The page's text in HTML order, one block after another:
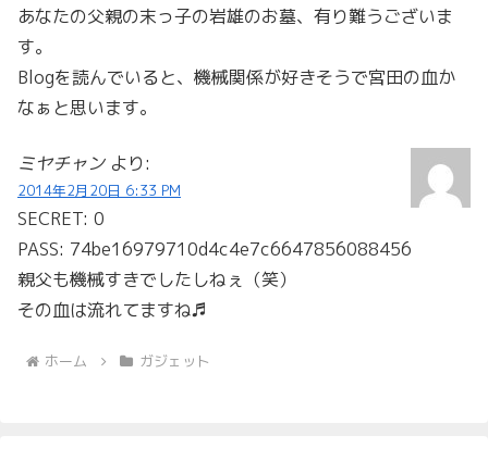
あなたの父親の末っ子の岩雄のお墓、有り難うございま
す。
Blogを読んでいると、機械関係が好きそうで宮田の血か
なぁと思います。
ミヤチャン より:
2014年2月20日 6:33 PM
SECRET: 0
PASS: 74be16979710d4c4e7c6647856088456
親父も機械すきでしたしねぇ（笑）
その血は流れてますね♬
ホーム ガジェット